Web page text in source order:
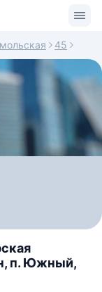
45
п. Южный,